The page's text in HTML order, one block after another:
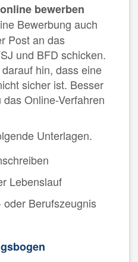
bewerben
Bewerbung auch
Post an das
und BFD schicken.
hin, dass eine
sicher ist. Besser
Online-Verfahren
Unterlagen.
Lebenslauf
Berufszeugnis